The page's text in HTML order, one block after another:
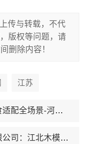
传与转载，不代
版权等问题，请
删除内容！
江苏
零百味供应链有限公司
木模报价清单工期短